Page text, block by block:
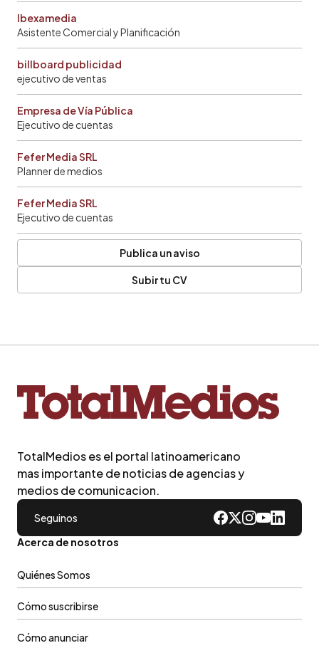
Ibexamedia
Asistente Comercial y Planificación
billboard publicidad
ejecutivo de ventas
Empresa de Vía Pública
Ejecutivo de cuentas
Fefer Media SRL
Planner de medios
Fefer Media SRL
Ejecutivo de cuentas
Publica un aviso
Subir tu CV
TotalMedios es el portal latinoamericano
mas importante de noticias de agencias y
medios de comunicacion.
Seguinos
Acerca de nosotros
Quiénes Somos
Cómo suscribirse
Cómo anunciar